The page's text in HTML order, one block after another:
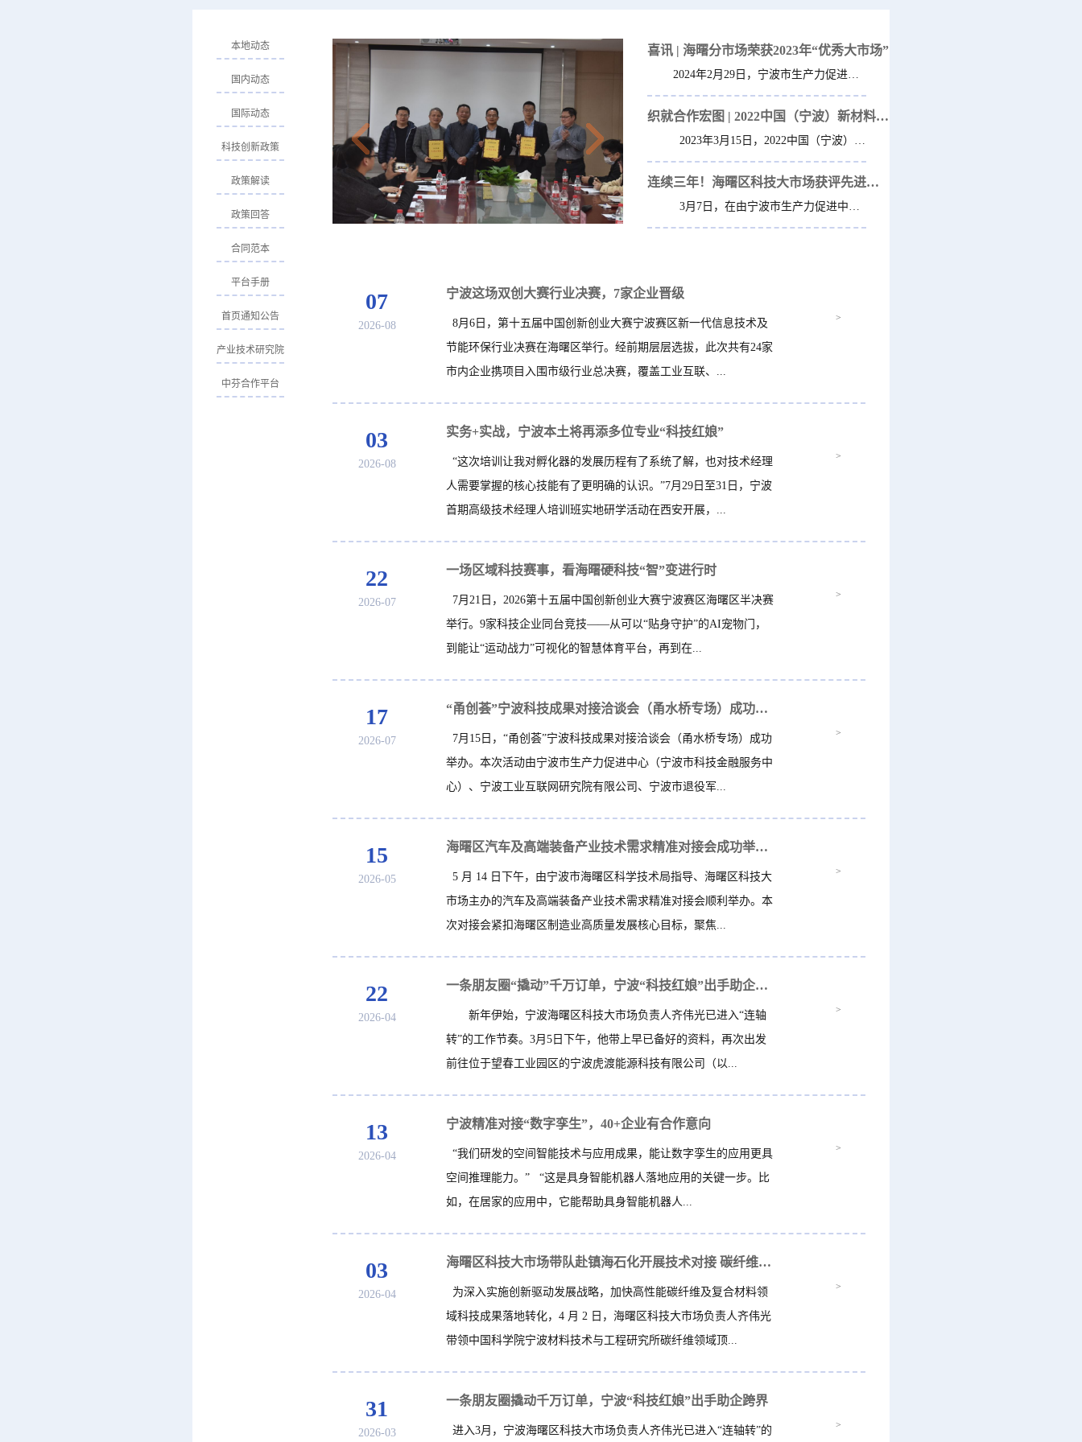
本地动态
国内动态
国际动态
科技创新政策
政策解读
政策回答
合同范本
平台手册
首页通知公告
产业技术研究院
中芬合作平台
喜讯 | 海曙分市场荣获2023年“优秀大市场”
织就合作宏图 | 2022中国（宁波）新材料与产业化国...
连续三年！海曙区科技大市场获评先进分市场
07
2026-08
宁波这场双创大赛行业决赛，7家企业晋级
8月6日，第十五届中国创新创业大赛宁波赛区新一代信息技术及
节能环保行业决赛在海曙区举行。经前期层层选拔，此次共有24家
市内企业携项目入围市级行业总决赛，覆盖工业互联、...
>
03
2026-08
实务+实战，宁波本土将再添多位专业“科技红娘”
“这次培训让我对孵化器的发展历程有了系统了解，也对技术经理
人需要掌握的核心技能有了更明确的认识。”7月29日至31日，宁波
首期高级技术经理人培训班实地研学活动在西安开展，...
>
22
2026-07
一场区域科技赛事，看海曙硬科技“智”变进行时
7月21日，2026第十五届中国创新创业大赛宁波赛区海曙区半决赛
举行。9家科技企业同台竞技——从可以“贴身守护”的AI宠物门，
到能让“运动战力”可视化的智慧体育平台，再到在...
>
17
2026-07
“甬创荟”宁波科技成果对接洽谈会（甬水桥专场）成功举办
7月15日，“甬创荟”宁波科技成果对接洽谈会（甬水桥专场）成功
举办。本次活动由宁波市生产力促进中心（宁波市科技金融服务中
心）、宁波工业互联网研究院有限公司、宁波市退役军...
>
15
2026-05
海曙区汽车及高端装备产业技术需求精准对接会成功举办 产学研协同赋能区域产业...
5 月 14 日下午，由宁波市海曙区科学技术局指导、海曙区科技大
市场主办的汽车及高端装备产业技术需求精准对接会顺利举办。本
次对接会紧扣海曙区制造业高质量发展核心目标，聚焦...
>
22
2026-04
一条朋友圈“撬动”千万订单，宁波“科技红娘”出手助企跨界
新年伊始，宁波海曙区科技大市场负责人齐伟光已进入“连轴
转”的工作节奏。3月5日下午，他带上早已备好的资料，再次出发
前往位于望春工业园区的宁波虎渡能源科技有限公司（以...
>
13
2026-04
宁波精准对接“数字孪生”，40+企业有合作意向
“我们研发的空间智能技术与应用成果，能让数字孪生的应用更具
空间推理能力。” “这是具身智能机器人落地应用的关键一步。比
如，在居家的应用中，它能帮助具身智能机器人...
>
03
2026-04
海曙区科技大市场带队赴镇海石化开展技术对接 碳纤维成果转化赋能产业升级
为深入实施创新驱动发展战略，加快高性能碳纤维及复合材料领
域科技成果落地转化，4 月 2 日，海曙区科技大市场负责人齐伟光
带领中国科学院宁波材料技术与工程研究所碳纤维领域顶...
>
31
2026-03
一条朋友圈撬动千万订单，宁波“科技红娘”出手助企跨界
进入3月，宁波海曙区科技大市场负责人齐伟光已进入“连轴转”的
>